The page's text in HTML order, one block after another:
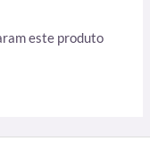
este produto